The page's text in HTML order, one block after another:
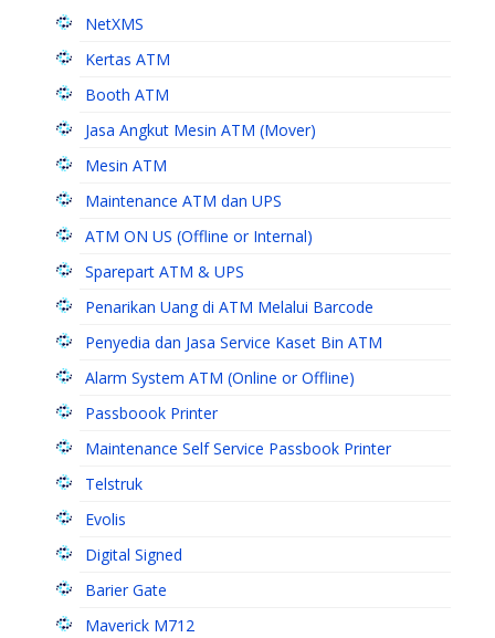
NetXMS
Kertas ATM
Booth ATM
Jasa Angkut Mesin ATM (Mover)
Mesin ATM
Maintenance ATM dan UPS
ATM ON US (Offline or Internal)
Sparepart ATM & UPS
Penarikan Uang di ATM Melalui Barcode
Penyedia dan Jasa Service Kaset Bin ATM
Alarm System ATM (Online or Offline)
Passboook Printer
Maintenance Self Service Passbook Printer
Telstruk
Evolis
Digital Signed
Barier Gate
Maverick M712